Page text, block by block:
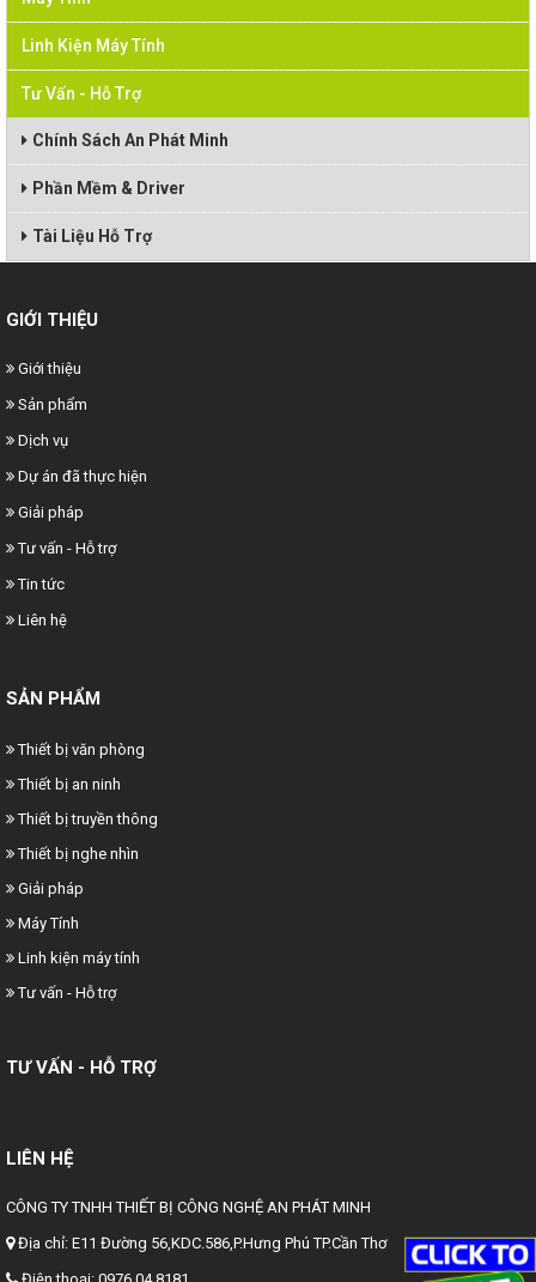
Linh Kiện Máy Tính
Tư Vấn - Hỗ Trợ
Chính Sách An Phát Minh
Phần Mềm & Driver
Tài Liệu Hỗ Trợ
GIỚI THIỆU
Giới thiệu
Sản phẩm
Dịch vụ
Dự án đã thực hiện
Giải pháp
Tư vấn - Hỗ trợ
Tin tức
Liên hệ
SẢN PHẨM
Thiết bị văn phòng
Thiết bị an ninh
Thiết bị truyền thông
Thiết bị nghe nhìn
Giải pháp
Máy Tính
Linh kiện máy tính
Tư vấn - Hỗ trợ
TƯ VẤN - HỖ TRỢ
LIÊN HỆ
CÔNG TY TNHH THIẾT BỊ CÔNG NGHỆ AN PHÁT MINH
Địa chỉ: E11 Đường 56,KDC.586,P.Hưng Phú TP.Cần Thơ